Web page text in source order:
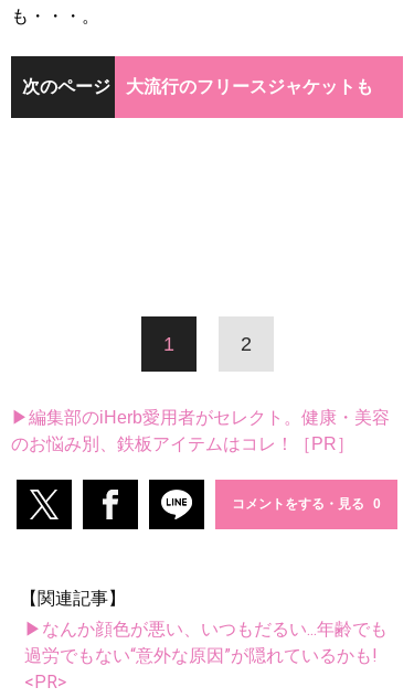
も・・・。
次のページ 大流行のフリースジャケットも
1 2
▶編集部のiHerb愛用者がセレクト。健康・美容
のお悩み別、鉄板アイテムはコレ！［PR］
コメントをする・見る
【関連記事】
▶なんか顔色が悪い、いつもだるい...年齢でも
過労でもない“意外な原因”が隠れているかも!
<PR>